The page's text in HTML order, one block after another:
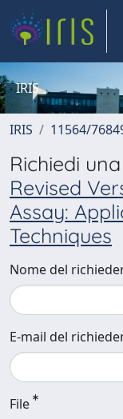
IRIS
IRIS 11564/
Richiedi
Revised
Assay:
Techniques
Nome del
E-mail del
File